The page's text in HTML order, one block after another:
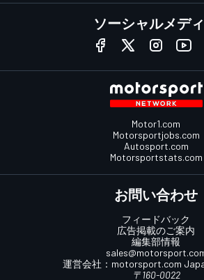
ソーシャルメデ
Motor1.com
Motorsportjobs.com
Autosport.com
Motorsportstats.com
お問い合わせ
フィードバック
広告掲載のご案内
編集部情報
運営会社： motorsport.com
〒160-0022